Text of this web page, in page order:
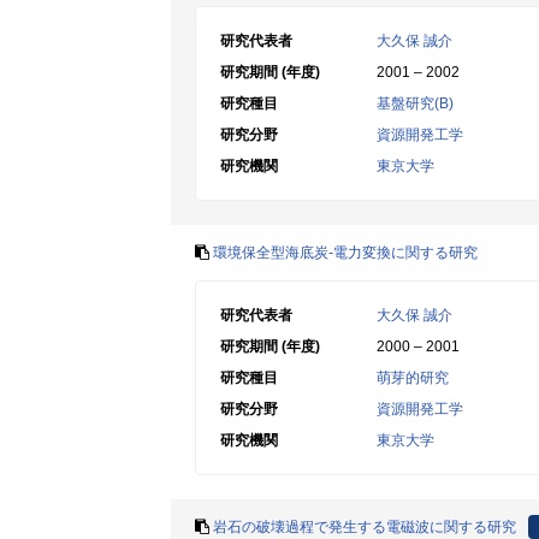
研究代表者
大久保 誠介
研究期間 (年度)
2001 – 2002
研究種目
基盤研究(B)
研究分野
資源開発工学
研究機関
東京大学
環境保全型海底炭-電力変換に関する研究
研究代表者
大久保 誠介
研究期間 (年度)
2000 – 2001
研究種目
萌芽的研究
研究分野
資源開発工学
研究機関
東京大学
岩石の破壊過程で発生する電磁波に関する研究